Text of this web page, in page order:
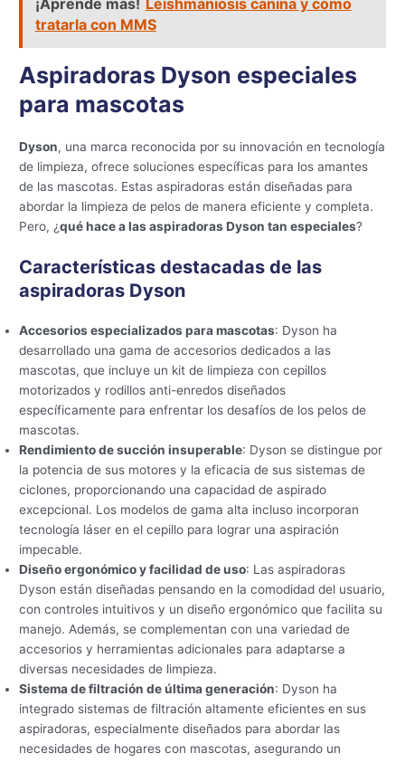
¡Aprende más! Leishmaniosis canina y cómo
tratarla con MMS
Aspiradoras Dyson especiales
para mascotas
Dyson, una marca reconocida por su innovación en tecnología
de limpieza, ofrece soluciones específicas para los amantes
de las mascotas. Estas aspiradoras están diseñadas para
abordar la limpieza de pelos de manera eficiente y completa.
Pero, ¿qué hace a las aspiradoras Dyson tan especiales?
Características destacadas de las
aspiradoras Dyson
Accesorios especializados para mascotas: Dyson ha
desarrollado una gama de accesorios dedicados a las
mascotas, que incluye un kit de limpieza con cepillos
motorizados y rodillos anti-enredos diseñados
específicamente para enfrentar los desafíos de los pelos de
mascotas.
Rendimiento de succión insuperable: Dyson se distingue por
la potencia de sus motores y la eficacia de sus sistemas de
ciclones, proporcionando una capacidad de aspirado
excepcional. Los modelos de gama alta incluso incorporan
tecnología láser en el cepillo para lograr una aspiración
impecable.
Diseño ergonómico y facilidad de uso: Las aspiradoras
Dyson están diseñadas pensando en la comodidad del usuario,
con controles intuitivos y un diseño ergonómico que facilita su
manejo. Además, se complementan con una variedad de
accesorios y herramientas adicionales para adaptarse a
diversas necesidades de limpieza.
Sistema de filtración de última generación: Dyson ha
integrado sistemas de filtración altamente eficientes en sus
aspiradoras, especialmente diseñados para abordar las
necesidades de hogares con mascotas, asegurando un